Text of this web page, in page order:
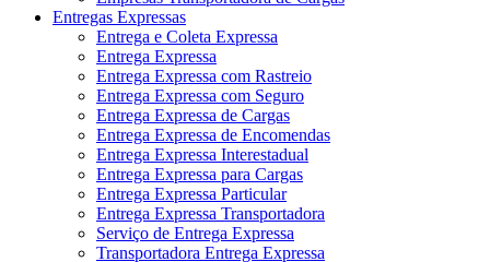
Entregas Expressas
Entrega e Coleta Expressa
Entrega Expressa
Entrega Expressa com Rastreio
Entrega Expressa com Seguro
Entrega Expressa de Cargas
Entrega Expressa de Encomendas
Entrega Expressa Interestadual
Entrega Expressa para Cargas
Entrega Expressa Particular
Entrega Expressa Transportadora
Serviço de Entrega Expressa
Transportadora Entrega Expressa